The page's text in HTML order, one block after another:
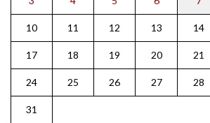
10 11 12 13 14
17 18 19 20 21
24 25 26 27 28
31